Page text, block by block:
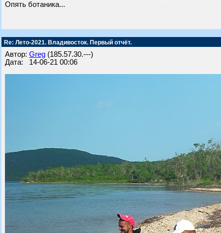
Опять ботаника...
Re: Лето-2021. Владивосток. Первый отчёт.
Автор: Greg (185.57.30.---)
Дата: 14-06-21 00:06